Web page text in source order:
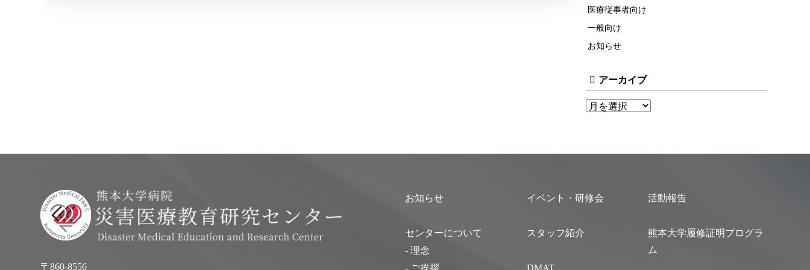
医療従事者向け
一般向け
お知らせ
アーカイブ
〒860-8556
お知らせ
センターについて
- 理念
- ご挨拶
イベント・研修会
スタッフ紹介
DMAT
活動報告
熊本大学履修証明プログラ
ム